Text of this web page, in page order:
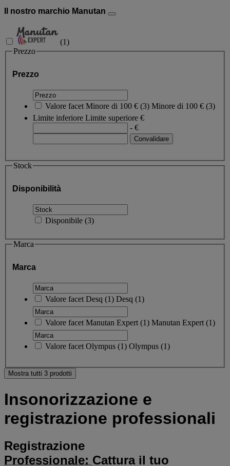
Il nostro marchio Manutan
(1)
Prezzo
Prezzo
Valore facet Minore di 100 € (3) Minore di 100 € (3)
Limite inferiore Limite superiore €
- €
Stock
Disponibilità
Disponibile (3)
Marca
Marca
Valore facet Desq (1) Desq (1)
Valore facet Manutan Expert (1) Manutan Expert (1)
Valore facet Olympus (1) Olympus (1)
Mostra tutti 3 prodotti
Insonorizzazione e
registrazione professionali
Registrazione
Professionale: Cattura il tuo